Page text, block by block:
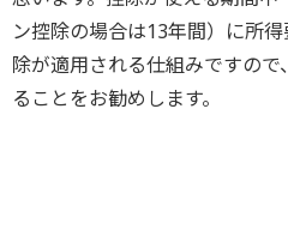
ン控除の場合は13年間）に所
除が適用される仕組みですの
ることをお勧めします。